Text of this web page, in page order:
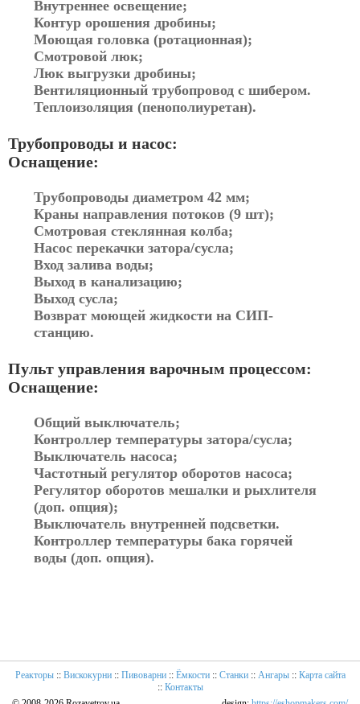
Внутреннее освещение;
Контур орошения дробины;
Моющая головка (ротационная);
Смотровой люк;
Люк выгрузки дробины;
Вентиляционный трубопровод с шибером.
Теплоизоляция (пенополиуретан).
Трубопроводы и насос:
Оснащение:
Трубопроводы диаметром 42 мм;
Краны направления потоков (9 шт);
Смотровая стеклянная колба;
Насос перекачки затора/сусла;
Вход залива воды;
Выход в канализацию;
Выход сусла;
Возврат моющей жидкости на СИП-
станцию.
Пульт управления варочным процессом:
Оснащение:
Общий выключатель;
Контроллер температуры затора/сусла;
Выключатель насоса;
Частотный регулятор оборотов насоса;
Регулятор оборотов мешалки и рыхлителя
(доп. опция);
Выключатель внутренней подсветки.
Контроллер температуры бака горячей
воды (доп. опция).
Реакторы:: Вискокурни:: Пивоварни:: Ёмкости:: Станки:: Ангары:: Карта сайта
:: Контакты